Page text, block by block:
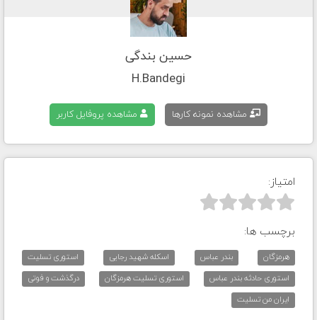
حسین بندگی
H.Bandegi
مشاهده نمونه کارها مشاهده پروفایل کاربر
امتیاز:



برچسب ها:
هرمزگان بندر عباس اسکله شهید رجایی
استوری تسلیت
استوری حادثه بندر عباس
استوری تسلیت هرمزگان
درگذشت و فوتی
ایران من تسلیت